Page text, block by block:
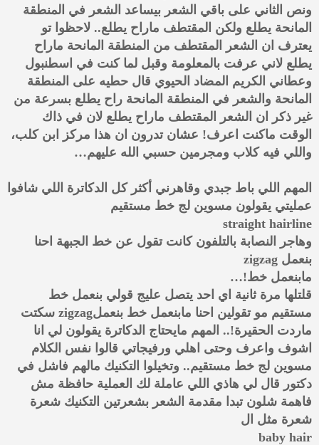
ونص الثاني على باقي الشعر بيساعد الشعر في المنطقة
المانحة يطلع ولكن المقتطف ماراح يطلع.. لاحظوا تو
يعترف ان الشعر المقتطف من المنطقة المانحة ماراح
يطلع لاني عرفت بالمعلومة وقبل لما كنت في اسطنبول
وعطاني الكريم المضاد الحيوي قال حطيه على المنطقة
المانحة والشعر في المنطقة المانحة راح يطلع بسرعة من
غير ذكر ان الشعر المقتطف ماراح يطلع لان في ذاك
الوقت ماكنت اعرف! عشان تدرون ان هذا مركز ابن كلب،
واللي فيه كلاب ومجرمين حسبي الله عليهم…
المهم اللي باط جبدي وقاهرني أكثر كل الدكاترة اللي شافوا
عمليتي يقولون مسوين لج خط مستقيم
straight hairline
وهاجر النصابة بالتلفون كانت تقول عن خط الجبهة احنا
بنعمل zigzag
مابنعمل خط!…
قلتلها مرة ثانية اي احد يتصل عليج قولي بنعمل خط
مستقيم مو تقولين احنا مابنعمل خط بنعملzigzag سكتت
ماردت الحقيرة!.. المهم مايحتاج الدكاترة يقولون لي انا
اشوف واعرف وحتى اهلي ورفيجاتي قالوا نفس الكلام
مسوين لج خط مستقيم.. وتخيلوا التكنيك مالهم فاشل في
دكتور قال لي هاذي اللي عاملة لك العملية حافظة مش
فاهمة شلون تبدا مقدمة الشعر بشعرتين التكنيك شعرة
شعرة مثل ال
baby hair